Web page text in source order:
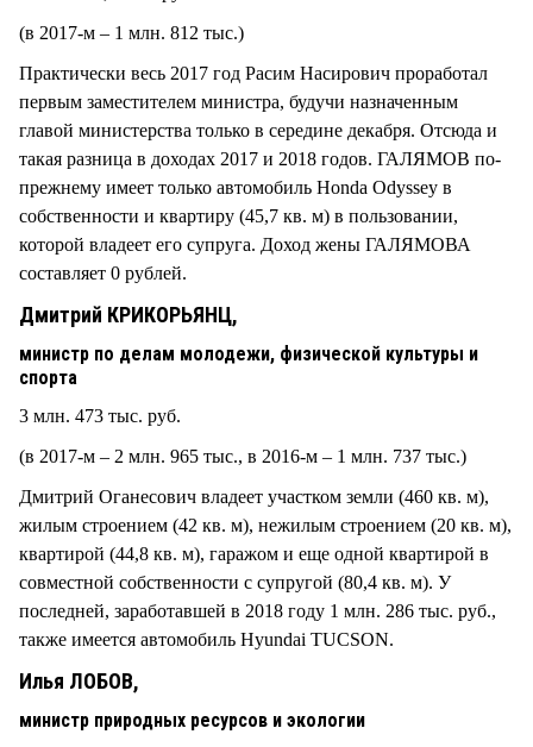
(в 2017-м – 1 млн. 812 тыс.)
Практически весь 2017 год Расим Насирович проработал
первым заместителем министра, будучи назначенным
главой министерства только в середине декабря. Отсюда и
такая разница в доходах 2017 и 2018 годов. ГАЛЯМОВ по-
прежнему имеет только автомобиль Honda Odyssey в
собственности и квартиру (45,7 кв. м) в пользовании,
которой владеет его супруга. Доход жены ГАЛЯМОВА
составляет 0 рублей.
Дмитрий КРИКОРЬЯНЦ,
министр по делам молодежи, физической культуры и
спорта
3 млн. 473 тыс. руб.
(в 2017-м – 2 млн. 965 тыс., в 2016-м – 1 млн. 737 тыс.)
Дмитрий Оганесович владеет участком земли (460 кв. м),
жилым строением (42 кв. м), нежилым строением (20 кв. м),
квартирой (44,8 кв. м), гаражом и еще одной квартирой в
совместной собственности с супругой (80,4 кв. м). У
последней, заработавшей в 2018 году 1 млн. 286 тыс. руб.,
также имеется автомобиль Hyundai TUCSON.
Илья ЛОБОВ,
министр природных ресурсов и экологии